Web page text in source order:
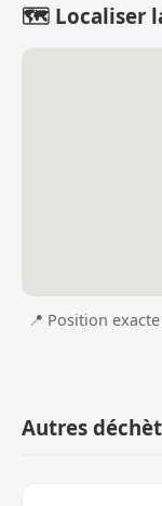
🗺️ Localiser
📍 Position
Autres